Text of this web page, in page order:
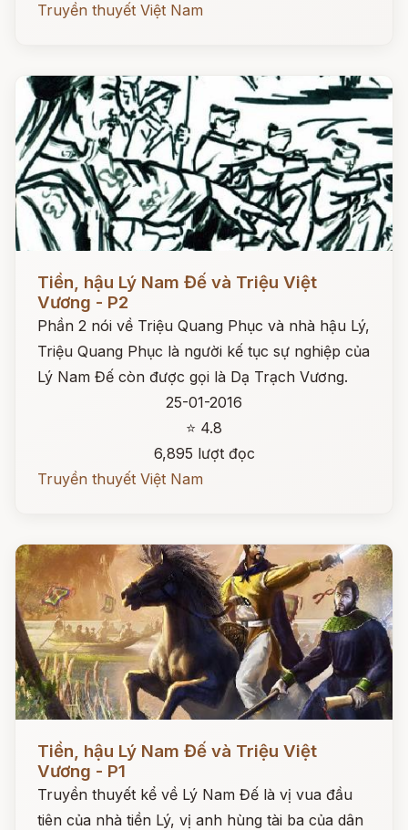
Truyền thuyết Việt Nam
Đọc ngay
Tiền, hậu Lý Nam Đế và Triệu Việt
Vương - P2
Phần 2 nói về Triệu Quang Phục và nhà hậu Lý,
Triệu Quang Phục là người kế tục sự nghiệp của
Lý Nam Đế còn được gọi là Dạ Trạch Vương.
25-01-2016
⭐ 4.8
6,895 lượt đọc
Truyền thuyết Việt Nam
Đọc ngay
Tiền, hậu Lý Nam Đế và Triệu Việt
Vương - P1
Truyền thuyết kể về Lý Nam Đế là vị vua đầu
tiên của nhà tiền Lý, vị anh hùng tài ba của dân